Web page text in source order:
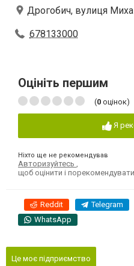
Дрогобич, вулиця
678133000
Оцініть першим
(0 оцінок)
Я
Ніхто ще не рекомендував
Авторизуйтесь
щоб оцінити і порекомендувати
Reddit Telegram
WhatsApp
Це моє підприємство